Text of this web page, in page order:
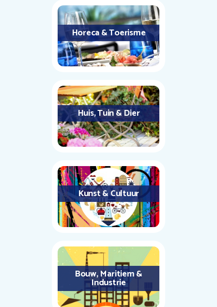
Horeca & Toerisme
Huis, Tuin & Dier
Kunst & Cultuur
Bouw, Maritiem &
Industrie